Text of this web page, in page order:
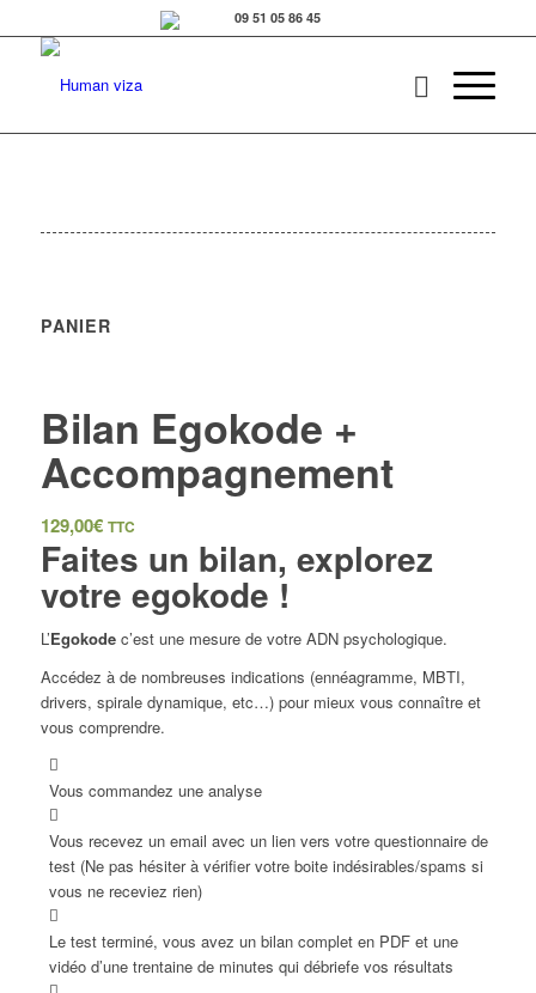
PANIER
Bilan Egokode +
Accompagnement
129,00€ TTC
Faites un bilan, explorez
votre egokode !
L’Egokodec’est une mesure de votre ADN psychologique.
Accédez à de nombreuses indications (ennéagramme, MBTI,
drivers, spirale dynamique, etc…) pour mieux vous connaître et
vous comprendre.
Vous commandez une analyse
Vous recevez un email avec un lien vers votre questionnaire de
test (Ne pas hésiter à vérifier votre boite indésirables/spams si
vous ne receviez rien)
Le test terminé, vous avez un bilan complet en PDF et une
vidéo d’une trentaine de minutes qui débriefe vos résultats